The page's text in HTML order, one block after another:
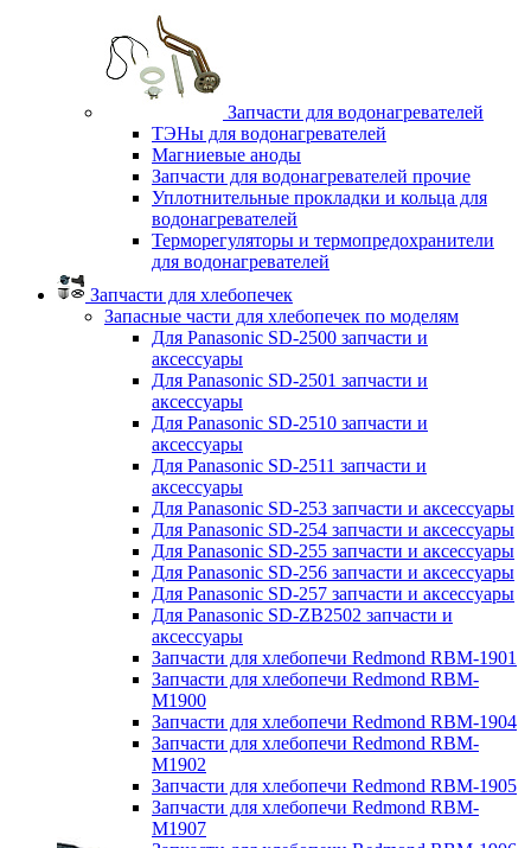
Запчасти для водонагревателей
ТЭНы для водонагревателей
Магниевые аноды
Запчасти для водонагревателей прочие
Уплотнительные прокладки и кольца для
водонагревателей
Терморегуляторы и термопредохранители
для водонагревателей
Запчасти для хлебопечек
Запасные части для хлебопечек по моделям
Для Panasonic SD-2500 запчасти и
аксессуары
Для Panasonic SD-2501 запчасти и
аксессуары
Для Panasonic SD-2510 запчасти и
аксессуары
Для Panasonic SD-2511 запчасти и
аксессуары
Для Panasonic SD-253 запчасти и аксессуары
Для Panasonic SD-254 запчасти и аксессуары
Для Panasonic SD-255 запчасти и аксессуары
Для Panasonic SD-256 запчасти и аксессуары
Для Panasonic SD-257 запчасти и аксессуары
Для Panasonic SD-ZB2502 запчасти и
аксессуары
Запчасти для хлебопечи Redmond RBM-1901
Запчасти для хлебопечи Redmond RBM-
M1900
Запчасти для хлебопечи Redmond RBM-1904
Запчасти для хлебопечи Redmond RBM-
M1902
Запчасти для хлебопечи Redmond RBM-1905
Запчасти для хлебопечи Redmond RBM-
M1907